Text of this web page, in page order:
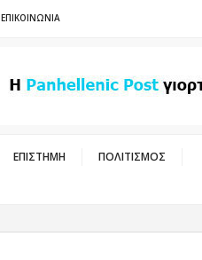
ΕΠΙΚΟΙΝΩΝΙΑ
ΕΠΙΣΤΗΜΗ ΠΟΛΙΤΙΣΜΟΣ